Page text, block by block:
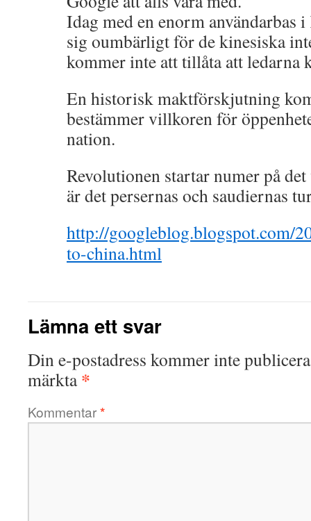
Idag med en enorm användarbas
sig oumbärligt för de kinesiska
kommer inte att tillåta att ledarna
En historisk maktförskjutning
bestämmer villkoren för
nation.
Revolutionen startar numer på
är det persernas och saudiernas
http://googleblog.blogspot.com/
to-china.html
Lämna ett svar
Din e-postadress kommer inte
märkta*
Kommentar*